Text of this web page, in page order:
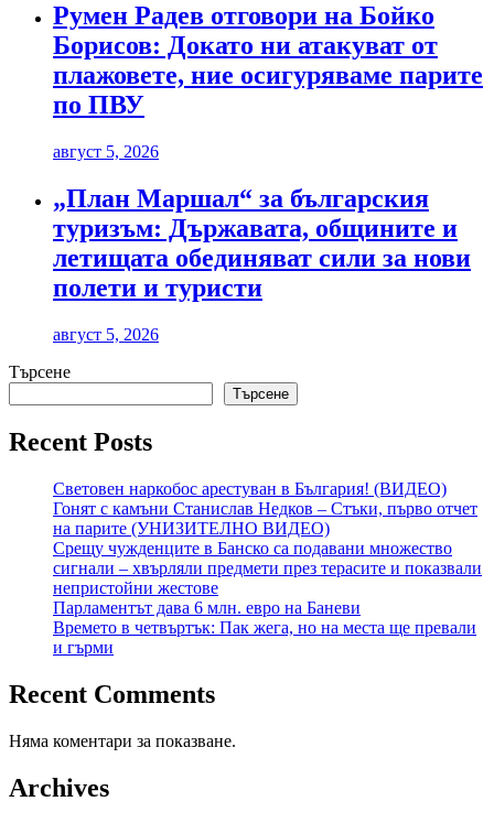
Румен Радев отговори на Бойко
Борисов: Докато ни атакуват от
плажовете, ние осигуряваме парите
по ПВУ
август 5, 2026
„План Маршал“ за българския
туризъм: Държавата, общините и
летищата обединяват сили за нови
полети и туристи
август 5, 2026
Търсене
Търсене
Recent Posts
Световен наркобос арестуван в България! (ВИДЕО)
Гонят с камъни Станислав Недков – Стъки, първо отчет
на парите (УНИЗИТЕЛНО ВИДЕО)
Срещу чужденците в Банско са подавани множество
сигнали – хвърляли предмети през терасите и показвали
непристойни жестове
Парламентът дава 6 млн. евро на Баневи
Времето в четвъртък: Пак жега, но на места ще превали
и гърми
Recent Comments
Няма коментари за показване.
Archives